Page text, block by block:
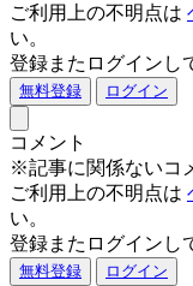
ご利用上の不明点は
い。
登録またログインし
無料登録 ログイン
コメント
※記事に関係ないコ
ご利用上の不明点は
い。
登録またログインし
無料登録 ログイン